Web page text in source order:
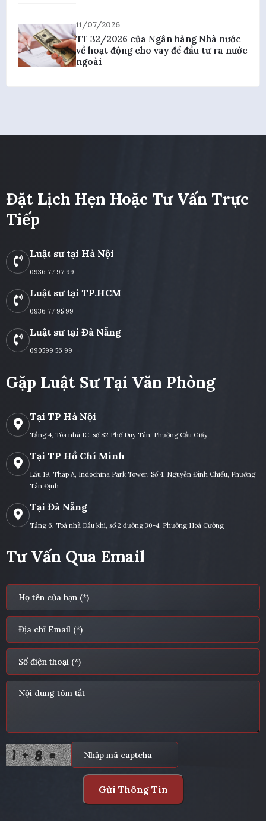
11/07/2026
TT 32/2026 của Ngân hàng Nhà nước
về hoạt động cho vay để đầu tư ra nước
ngoài
Đặt Lịch Hẹn Hoặc Tư Vấn Trực
Tiếp
Luật sư tại Hà Nội
0936 77 97 99
Luật sư tại TP.HCM
0936 77 95 99
Luật sư tại Đà Nẵng
090599 56 99
Gặp Luật Sư Tại Văn Phòng
Tại TP Hà Nội
Tầng 4, Tòa nhà IC, số 82 Phố Duy Tân, Phường Cầu Giấy
Tại TP Hồ Chí Minh
Lầu 19, Tháp A, Indochina Park Tower, Số 4, Nguyễn Đình Chiểu, Phường
Tân Định
Tại Đà Nẵng
Tầng 6, Toà nhà Dầu khí, số 2 đường 30-4, Phường Hoà Cường
Tư Vấn Qua Email